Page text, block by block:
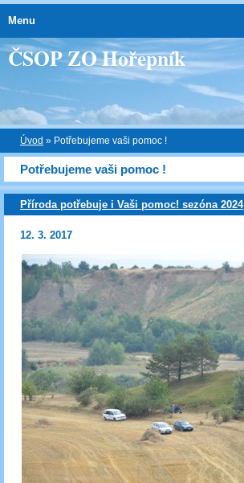
ČSOP ZO Hořepník
Úvod » Potřebujeme vaši pomoc !
Potřebujeme vaši pomoc !
Příroda potřebuje i Vaši pomoc! sezóna 2024
12. 3. 2017
Menu